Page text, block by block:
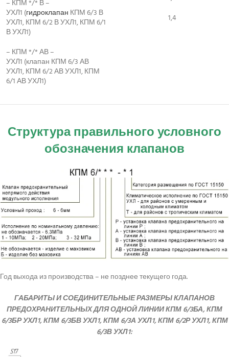
– КПМ */* В –
УХЛ1 (гидроклапан КПМ 6/3 В
УХЛ1, КПМ 6/2 В УХЛ1, КПМ 6/1
В УХЛ1)
– КПМ */* АВ –
УХЛ1 (клапан КПМ 6/3 АВ
УХЛ1, КПМ 6/2 АВ УХЛ1, КПМ
6/1 АВ УХЛ1)
1,4
Структура правильного условного
обозначения клапанов
Год выхода из производства – не позднее текущего года.
ГАБАРИТЫ И СОЕДИНИТЕЛЬНЫЕ РАЗМЕРЫ КЛАПАНОВ
ПРЕДОХРАНИТЕЛЬНЫХ ДЛЯ ОДНОЙ ЛИНИИ КПМ 6/3БА, КПМ
6/3БР УХЛ1, КПМ 6/3БВ УХЛ1, КПМ 6/3А УХЛ1, КПМ 6/2Р УХЛ1, КПМ
6/3В УХЛ1: